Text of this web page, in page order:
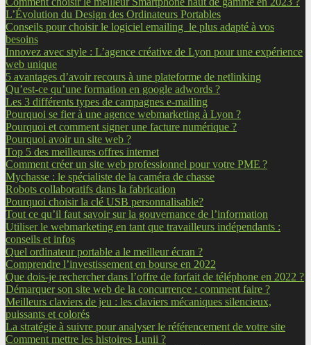
L’Évolution du Design des Ordinateurs Portables
Conseils pour choisir le logiciel emailing le plus adapté à vos
besoins
Innovez avec style : L’agence créative de Lyon pour une expérience
web unique
5 avantages d’avoir recours à une plateforme de netlinking
Qu’est-ce qu’une formation en google adwords ?
Les 3 différents types de campagnes e-mailing
Pourquoi se fier à une agence webmarketing à Lyon ?
Pourquoi et comment signer une facture numérique ?
Pourquoi avoir un site web ?
Top 5 des meilleures offres internet
Comment créer un site web professionnel pour votre PME ?
Mychasse : le spécialiste de la caméra de chasse
Robots collaboratifs dans la fabrication
Pourquoi choisir la clé USB personnalisable?
Tout ce qu’il faut savoir sur la gouvernance de l’information
Utiliser le webmarketing en tant que travailleurs indépendants :
conseils et infos
Quel ordinateur portable a le meilleur écran ?
Comprendre l’investissement en bourse en 2022
Que dois-je rechercher dans l’offre de forfait de téléphone en 2022 ?
Démarquer son site web de la concurrence : comment faire ?
Meilleurs claviers de jeu : les claviers mécaniques silencieux,
puissants et colorés
La stratégie à suivre pour analyser le référencement de votre site
Comment mettre les histoires Lunii ?